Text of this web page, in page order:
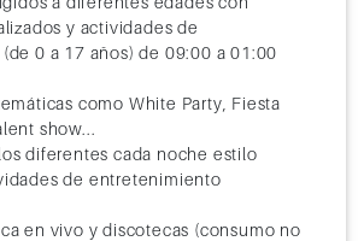
y actividades de
0 a 17 años) de 09:00 a 01:00
como White Party, Fiesta
show...
diferentes cada noche estilo
de entretenimiento
en vivo y discotecas (consumo no